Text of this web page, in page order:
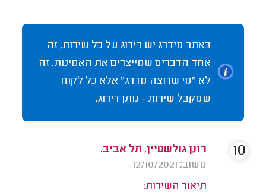
באתר מידרג יש דירוג על כל שירות, זה
אחד הדברים שמייצרים את האמינות. זה
לא "מי שרוצה מדרג" אלא כל לקוח
שמקבל שירות - נותן דירוג.
רונן גולשטיין, תל אביב.
משוב: 12/10/2021
תיאור השירות:
10